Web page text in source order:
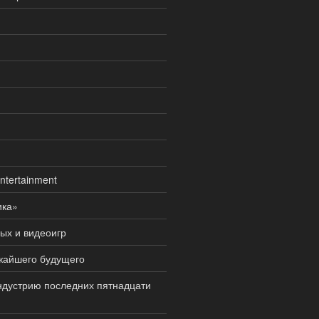
и видеоигр
будущего
последних пятнадцати